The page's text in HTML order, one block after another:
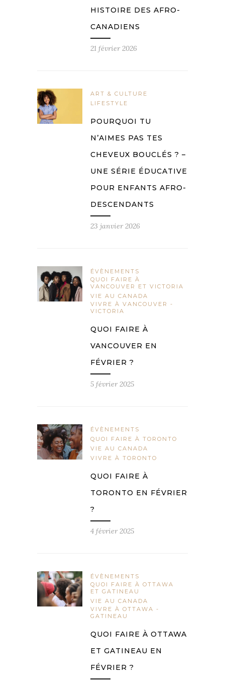
HISTOIRE DES AFRO-
CANADIENS
21 février 2026
ART & CULTURE
LIFESTYLE
POURQUOI TU
N’AIMES PAS TES
CHEVEUX BOUCLÉS ? –
UNE SÉRIE ÉDUCATIVE
POUR ENFANTS AFRO-
DESCENDANTS
23 janvier 2026
ÉVÈNEMENTS
QUOI FAIRE À
VANCOUVER ET VICTORIA
VIE AU CANADA
VIVRE À VANCOUVER -
VICTORIA
QUOI FAIRE À
VANCOUVER EN
FÉVRIER ?
5 février 2025
ÉVÈNEMENTS
QUOI FAIRE À TORONTO
VIE AU CANADA
VIVRE À TORONTO
QUOI FAIRE À
TORONTO EN FÉVRIER
?
4 février 2025
ÉVÈNEMENTS
QUOI FAIRE À OTTAWA
ET GATINEAU
VIE AU CANADA
VIVRE À OTTAWA -
GATINEAU
QUOI FAIRE À OTTAWA
ET GATINEAU EN
FÉVRIER ?